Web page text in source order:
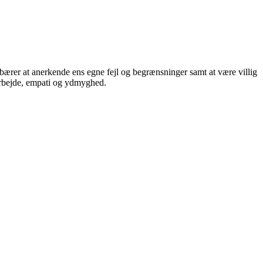
at anerkende ens egne fejl og begrænsninger samt at være villig
empati og ydmyghed.